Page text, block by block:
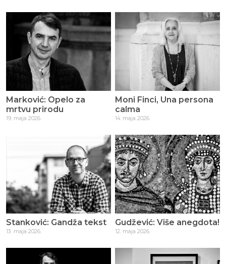
Marković: Opelo za
mrtvu prirodu
19. maja 2026.
Moni Finci, Una persona
calma
14. maja 2026.
Stanković: Gandža tekst
13. maja 2026.
Gudžević: Više anegdota!
12. maja 2026.